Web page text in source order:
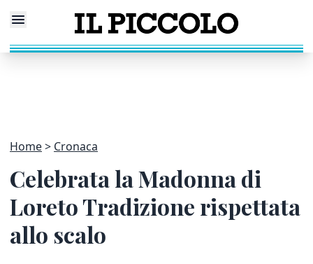
Home Cronaca
Celebrata la Madonna di
Loreto Tradizione rispettata
allo scalo